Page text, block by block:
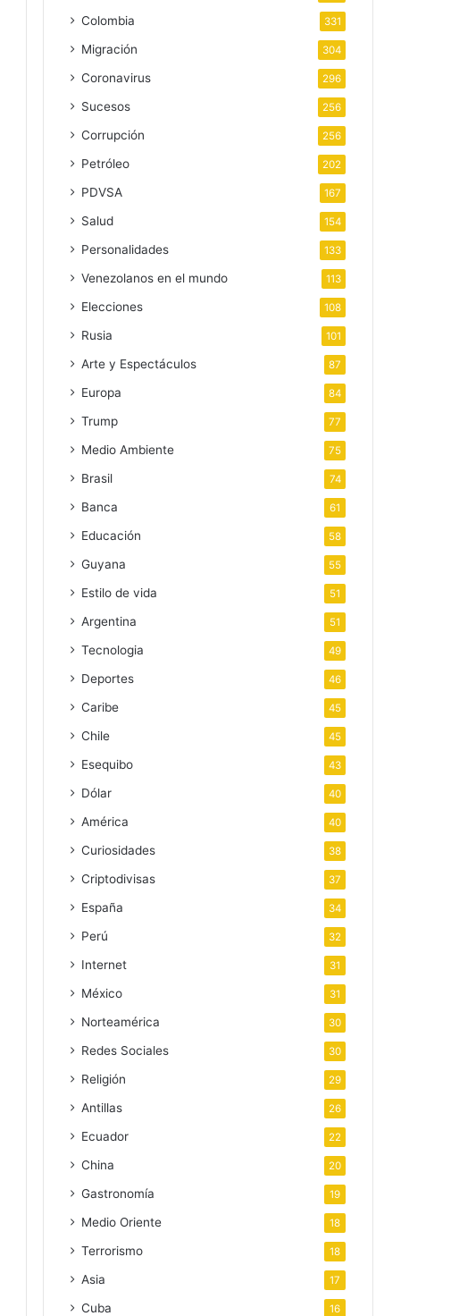
Colombia 331
Migración 304
Coronavirus 296
Sucesos 256
Corrupción 256
Petróleo 202
PDVSA 167
Salud 154
Personalidades 133
Venezolanos en el mundo 113
Elecciones 108
Rusia 101
Arte y Espectáculos 87
Europa 84
Trump 77
Medio Ambiente 75
Brasil 74
Banca 61
Educación 58
Guyana 55
Estilo de vida 51
Argentina 51
Tecnologia 49
Deportes 46
Caribe 45
Chile 45
Esequibo 43
Dólar 40
América 40
Curiosidades 38
Criptodivisas 37
España 34
Perú 32
Internet 31
México 31
Norteamérica 30
Redes Sociales 30
Religión 29
Antillas 26
Ecuador 22
China 20
Gastronomía 19
Medio Oriente 18
Terrorismo 18
Asia 17
Cuba 16